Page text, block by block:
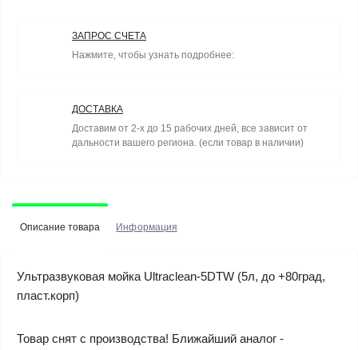
ЗАПРОС СЧЕТА
Нажмите, чтобы узнать подробнее:
ДОСТАВКА
Доставим от 2-х до 15 рабочих дней, все зависит от
дальности вашего региона. (если товар в наличии)
Описание товара Информация
Ультразвуковая мойка Ultraclean-5DTW (5л, до +80град,
пласт.корп)
Товар снят с производства! Ближайший аналог -